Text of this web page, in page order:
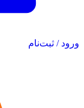
ورود / ثبت‌نام